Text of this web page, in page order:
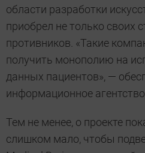
области разработки
приобрел не только своих
противников. «Такие
получить монополию на
данных пациентов», —
информационное
Тем не менее, о проекте
слишком мало, чтобы